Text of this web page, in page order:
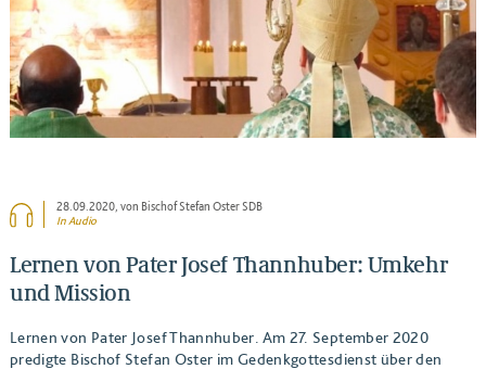
28.09.2020, von Bischof Stefan Oster SDB
In Audio
Lernen von Pater Josef Thannhuber: Umkehr
und Mission
Lernen von Pater Josef Thannhuber. Am 27. September 2020
predigte Bischof Stefan Oster im Gedenkgottesdienst über den